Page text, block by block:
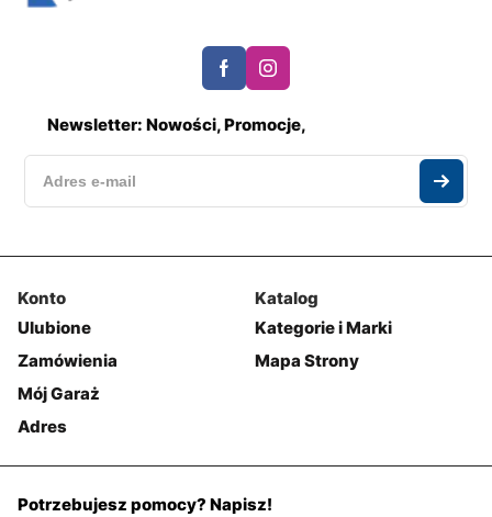
Newsletter: Nowości, Promocje,
Konto
Ulubione
Zamówienia
Mój Garaż
Adres
Katalog
Kategorie i Marki
Mapa Strony
Potrzebujesz pomocy? Napisz!